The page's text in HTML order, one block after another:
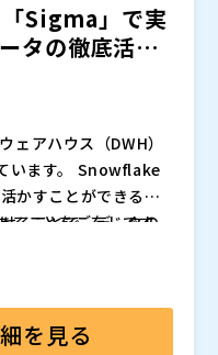
Sigma」で実
タの徹底活
アハウス（DWH）
います。 Snowflake
かすことができるク
ることをご存じです
ることで、データの
スの意思決定を支援
を見る